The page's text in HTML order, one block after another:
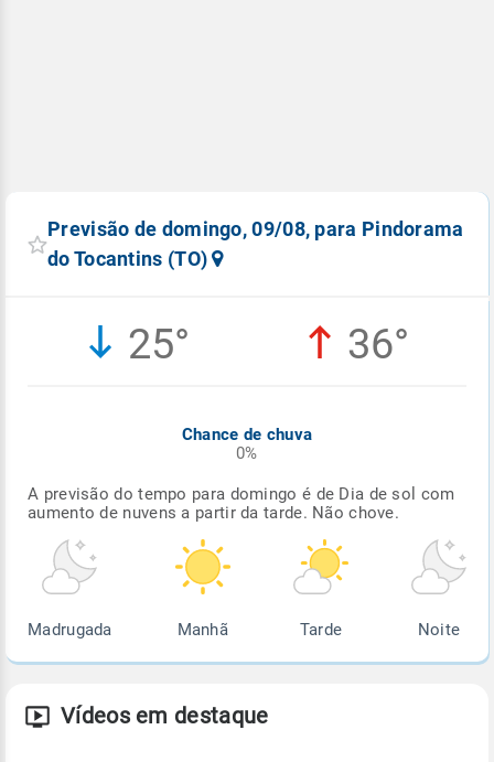
Previsão de domingo, 09/08, para Pindorama
do Tocantins (TO)
25° 36°
Chance de chuva
0%
A previsão do tempo para domingo é de Dia de sol com
aumento de nuvens a partir da tarde. Não chove.
Madrugada Manhã Tarde Noite
Vídeos em destaque